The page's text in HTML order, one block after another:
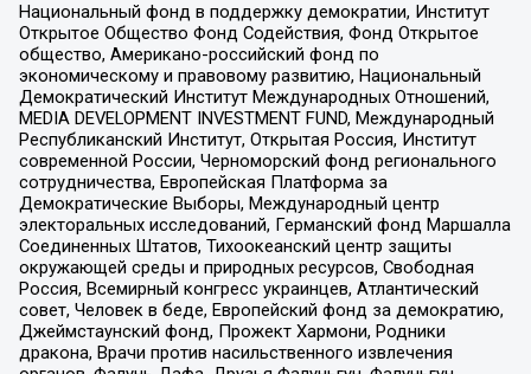
Национальный фонд в поддержку демократии, Институт
Открытое Общество Фонд Содействия, Фонд Открытое
общество, Американо-российский фонд по
экономическому и правовому развитию, Национальный
Демократический Институт Международных Отношений,
MEDIA DEVELOPMENT INVESTMENT FUND, Международный
Республиканский Институт, Открытая Россия, Институт
современной России, Черноморский фонд регионального
сотрудничества, Европейская Платформа за
Демократические Выборы, Международный центр
электоральных исследований, Германский фонд Маршалла
Соединенных Штатов, Тихоокеанский центр защиты
окружающей среды и природных ресурсов, Свободная
Россия, Всемирный конгресс украинцев, Атлантический
совет, Человек в беде, Европейский фонд за демократию,
Джеймстаунский фонд, Прожект Хармони, Родники
дракона, Врачи против насильственного извлечения